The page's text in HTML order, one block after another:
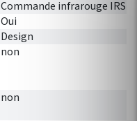
Commande infrarouge IRS
Oui
Design
non
non